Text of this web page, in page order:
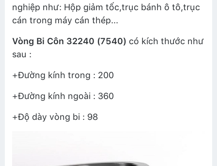
nghiệp như: Hộp giảm tốc,trục bánh ô tô,trục
cán trong máy cán thép...
Vòng Bi Côn 32240 (7540) có kích thước như
sau :
+Đường kính trong : 200
+Đường kính ngoài : 360
+Độ dày vòng bi : 98